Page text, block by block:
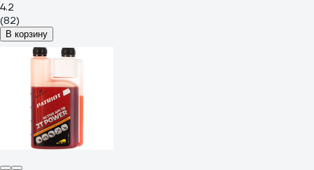
4.2
(82)
В корзину